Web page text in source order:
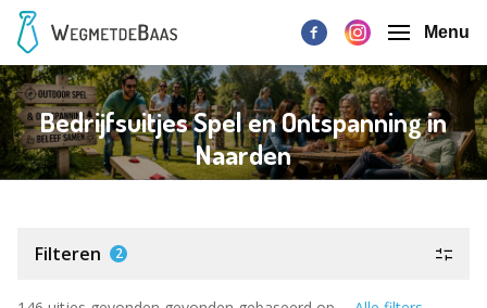
Menu
Bedrijfsuitjes Spel en Ontspanning in
Naarden
Filteren 2